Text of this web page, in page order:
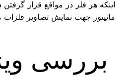
اینکه هر فلز در مواقع قرار
مانیتور جهت نمایش تصاویر
بررسی